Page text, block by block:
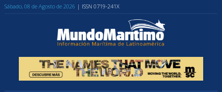
Sábado, 08 de Agosto de 2026 | ISSN 0719-241X